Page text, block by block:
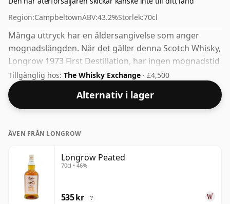
Region:CampbeltownABV:43.2%Storlek:70cl
Många uttryck har en åldersangivelse som anger
mognadslängden. När det gäller denna Scotch Whisky,
Longrow 1973 First Destillation, har ingen mognadstid
specificerats. Kommer i en vanlig 70cl flaska och
buteljeras till ett hälsosamt ABV på 43,2%.
Tillgänglig hos: The Whisky Exchange · £4,500
Alternativ i lager
ÄVEN FRÅN LONGROW
Longrow Peated
70cl • 46%
535 kr ?